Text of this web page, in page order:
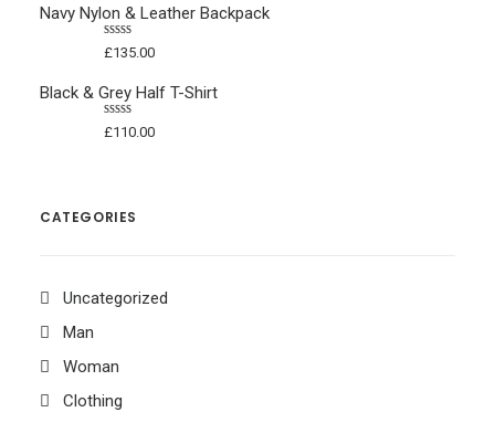
Navy Nylon & Leather Backpack
Bewertet
mit4.50
£135.00
Black & Grey Half T-Shirt
Bewertet
mit 4.50
£110.00
CATEGORIES
Uncategorized
Man
Woman
Clothing